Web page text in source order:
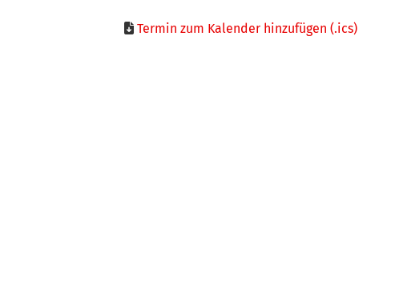
Termin zum Kalender hinzufügen (.ics)